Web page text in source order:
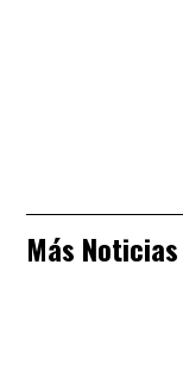
Más Noticias